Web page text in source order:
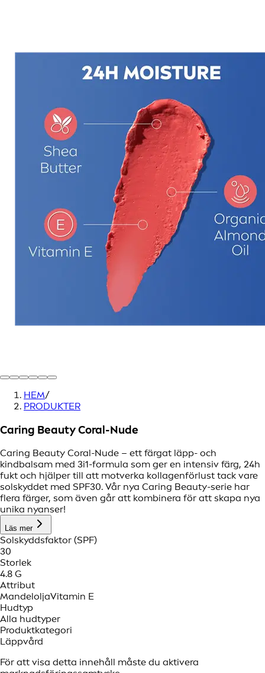
HEM/
PRODUKTER
Caring Beauty Coral-Nude
Caring Beauty Coral-Nude – ett färgat läpp- och
kindbalsam med 3i1-formula som ger en intensiv färg, 24h
fukt och hjälper till att motverka kollagenförlust tack vare
solskyddet med SPF30. Vår nya Caring Beauty-serie har
flera färger, som även går att kombinera för att skapa nya
unika nyanser!
Läs mer
Solskyddsfaktor (SPF)
30
Storlek
4.8 G
Attribut
MandeloljaVitamin E
Hudtyp
Alla hudtyper
Produktkategori
Läppvård
För att visa detta innehåll måste du aktivera